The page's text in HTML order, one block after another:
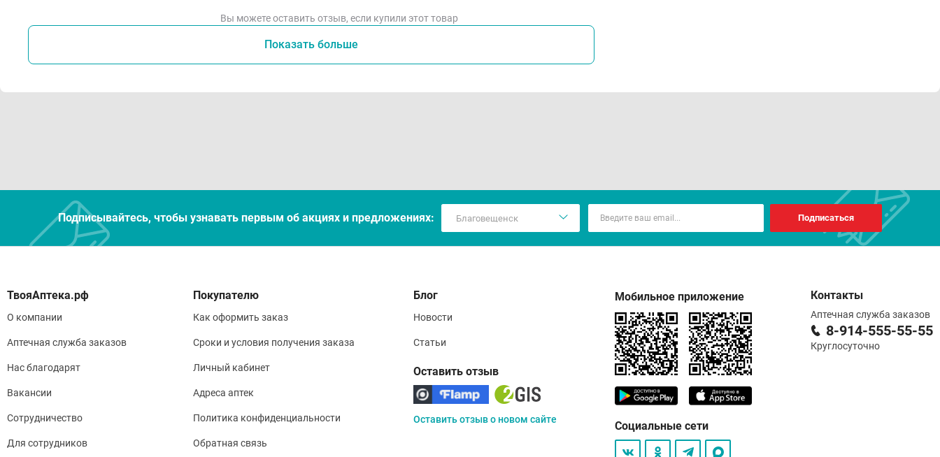
Вы можете оставить отзыв, если купили этот товар
Показать больше
Подписывайтесь, чтобы узнавать первым об акцияx и предложениях: Подписаться
О компании
Аптечная служба заказов
Нас благодарят
Вакансии
Сотрудничество
Для сотрудников
Покупателю
Как оформить заказ
Сроки и условия получения заказа
Личный кабинет
Адреса аптек
Политика конфиденциальности
Обратная связь
Блог
Новости
Статьи
Оставить отзыв
Оставить отзыв о новом сайте
Мобильное приложение
Социальные сети
Контакты
Аптечная служба заказов
8-914-555-55-55
Круглосуточно